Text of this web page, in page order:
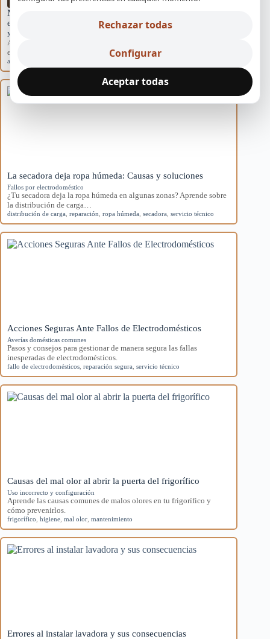
Mantenimiento básico para evitar averías en
electrodomésticos
Mantenimiento preventivo
Aprende rutinas de mantenimiento para prevenir averías en tus
electrodomésticos y mejorar su eficiencia en…
averías preventivo
La secadora deja ropa húmeda: Causas y soluciones
Fallos por electrodoméstico
¿Tu secadora deja la ropa húmeda en algunas zonas? Aprende sobre
la distribución de carga…
distribución de carga reparación ropa húmeda secadora servicio técnico
Acciones Seguras Ante Fallos de Electrodomésticos
Averías domésticas comunes
Pasos y consejos para gestionar de manera segura las fallas
inesperadas de electrodomésticos.
fallo de electrodomésticos reparación segura servicio técnico
Causas del mal olor al abrir la puerta del frigorífico
Uso incorrecto y configuración
Aprende las causas comunes de malos olores en tu frigorífico y
cómo prevenirlos.
frigorífico higiene mal olor mantenimiento
Errores al instalar lavadora y sus consecuencias
Rechazar todas
Configurar
Aceptar todas